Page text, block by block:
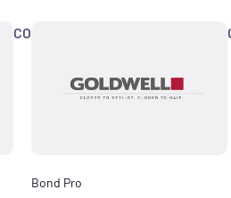
COMAIR
Bond Pro